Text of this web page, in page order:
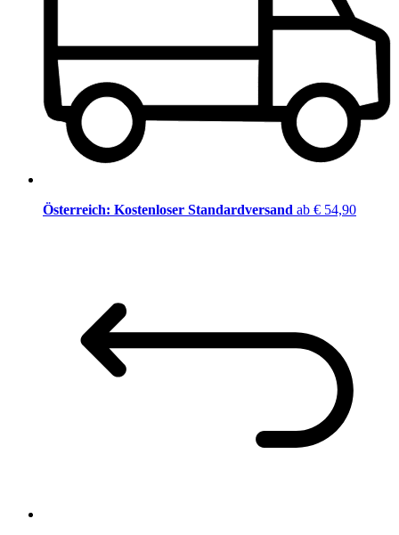
Österreich: Kostenloser Standardversand ab € 54,90